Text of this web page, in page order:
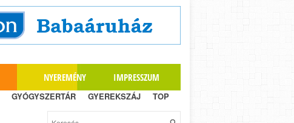
NYEREMÉNY IMPRESSZUM
GYÓGYSZERTÁR GYEREKSZÁJ TOP